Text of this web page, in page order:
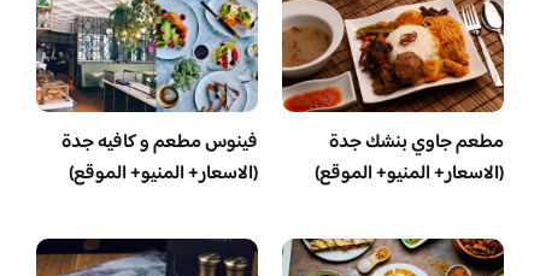
مطعم جاوي بنشك جدة
(الاسعار+ المنيو+ الموقع)
فينوس مطعم و كافيه جدة
(الاسعار+ المنيو+ الموقع)